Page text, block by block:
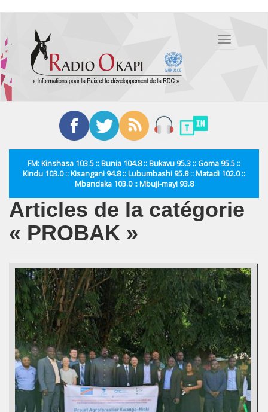
contenu
principal
Toggle
FM: Kinshasa 103.5 :: Bunia 104.8 :: Bukavu 95.3 :: Goma 95.5 ::
Kindu 103.0 :: Kisangani 94.8 :: Lubumbashi 95.8 :: Matadi 102.0 ::
Mbandaka 103.0 :: Mbuji-mayi 93.8
Articles de la catégorie
« PROBAK »